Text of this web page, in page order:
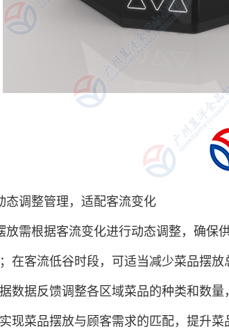
态调整管理，适配客流变化
放需根据客流变化进行动态调整，确保
在客流低谷时段，可适当减少菜品摆
数据反馈调整各区域菜品的种类和数
现菜品摆放与顾客需求的匹配，提升菜